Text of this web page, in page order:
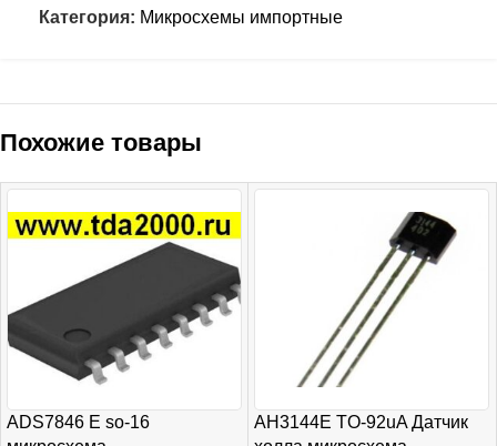
Категория: Микросхемы импортные
Похожие товары
ADS7846 E so-16
AH3144E TO-92uA Датчик